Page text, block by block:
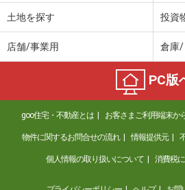
和歌山県和歌山市秋葉町
3.70万円
住 所
和歌山県和歌
専有面積 20.28m²
間取り
1K
和歌山県和歌山市大谷
土地を探す 投資
店舗/事業用 倉庫/
PC版
goo住宅・不動産とは お客さまご利用端末か
物件に関するお問合せの流れ 情報提供元
個人情報の取り扱いについて 消費税